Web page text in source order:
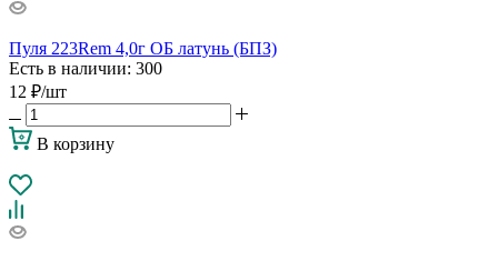
Пуля 223Rem 4,0г ОБ латунь (БПЗ)
Есть в наличии: 300
12 ₽/шт
В корзину